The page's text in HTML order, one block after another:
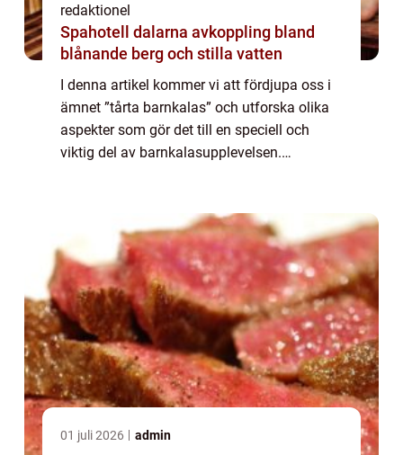
redaktionel
Spahotell dalarna avkoppling bland
blånande berg och stilla vatten
I denna artikel kommer vi att fördjupa oss i
ämnet ”tårta barnkalas” och utforska olika
aspekter som gör det till en speciell och
viktig del av barnkalasupplevelsen.
01 juli 2026 admin